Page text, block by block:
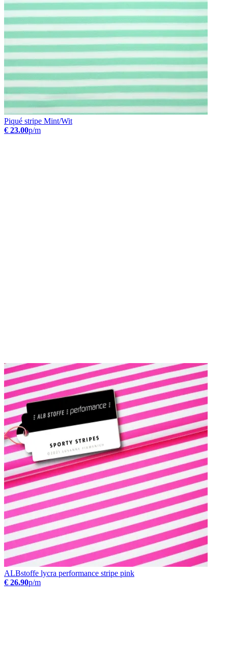
Piqué stripe Mint/Wit
€ 23.00p/m
ALBstoffe lycra performance stripe pink
€ 26.90p/m